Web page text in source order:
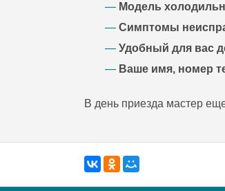
— Модель
— Симптомы
— Удобный для вас
— Ваше имя, номер
В день приезда мастер